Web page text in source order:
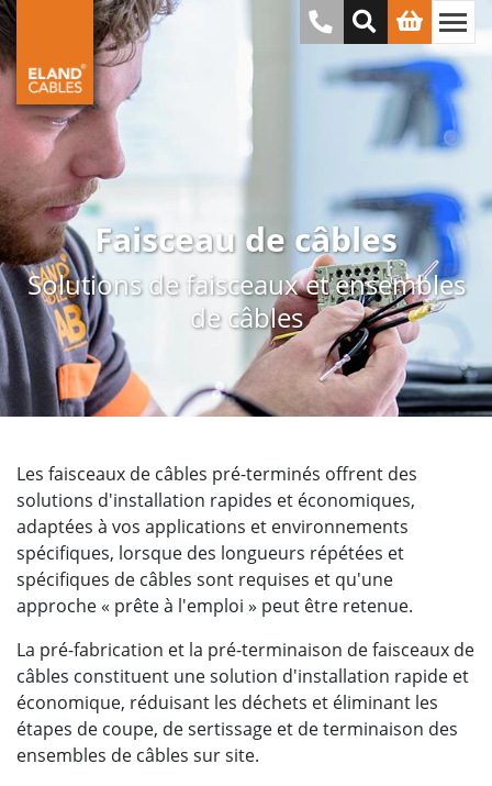
Faisceau de câbles
Solutions de faisceaux et ensembles
de câbles
Les faisceaux de câbles pré-terminés offrent des
solutions d'installation rapides et économiques,
adaptées à vos applications et environnements
spécifiques, lorsque des longueurs répétées et
spécifiques de câbles sont requises et qu'une
approche « prête à l'emploi » peut être retenue.
La pré-fabrication et la pré-terminaison de faisceaux de
câbles constituent une solution d'installation rapide et
économique, réduisant les déchets et éliminant les
étapes de coupe, de sertissage et de terminaison des
ensembles de câbles sur site.